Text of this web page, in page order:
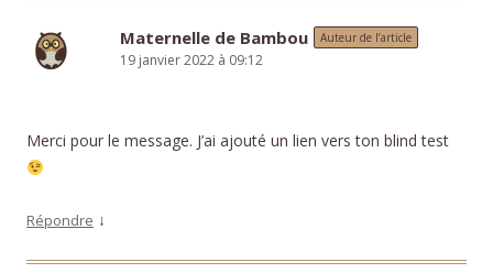
Maternelle de Bambou Auteur de l’article
19 janvier 2022 à 09:12
Merci pour le message. J’ai ajouté un lien vers ton blind test
Répondre ↓